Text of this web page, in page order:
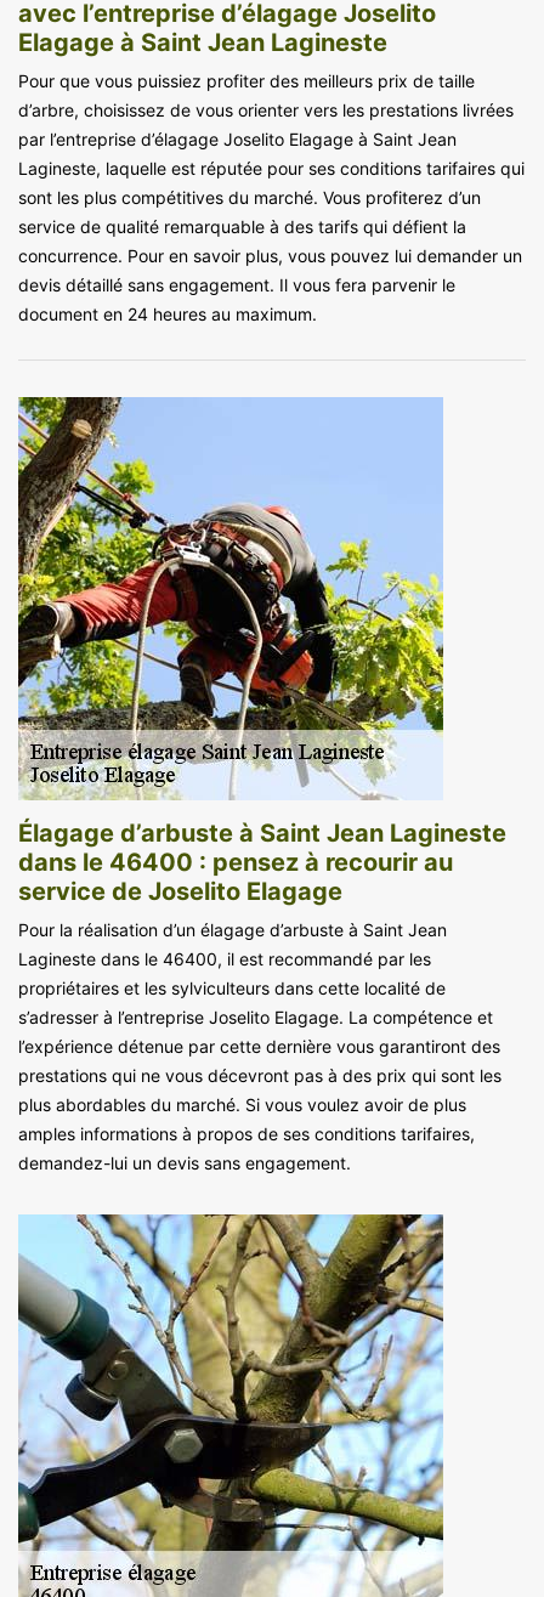
avec l’entreprise d’élagage Joselito
Elagage à Saint Jean Lagineste
Pour que vous puissiez profiter des meilleurs prix de taille
d’arbre, choisissez de vous orienter vers les prestations livrées
par l’entreprise d’élagage Joselito Elagage à Saint Jean
Lagineste, laquelle est réputée pour ses conditions tarifaires qui
sont les plus compétitives du marché. Vous profiterez d’un
service de qualité remarquable à des tarifs qui défient la
concurrence. Pour en savoir plus, vous pouvez lui demander un
devis détaillé sans engagement. Il vous fera parvenir le
document en 24 heures au maximum.
Élagage d’arbuste à Saint Jean Lagineste
dans le 46400 : pensez à recourir au
service de Joselito Elagage
Pour la réalisation d’un élagage d’arbuste à Saint Jean
Lagineste dans le 46400, il est recommandé par les
propriétaires et les sylviculteurs dans cette localité de
s’adresser à l’entreprise Joselito Elagage. La compétence et
l’expérience détenue par cette dernière vous garantiront des
prestations qui ne vous décevront pas à des prix qui sont les
plus abordables du marché. Si vous voulez avoir de plus
amples informations à propos de ses conditions tarifaires,
demandez-lui un devis sans engagement.